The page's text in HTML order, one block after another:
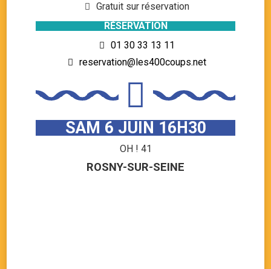
Gratuit sur réservation
RÉSERVATION
01 30 33 13 11
reservation@les400coups.net
SAM 6 JUIN 16H30
OH ! 41
ROSNY-SUR-SEINE